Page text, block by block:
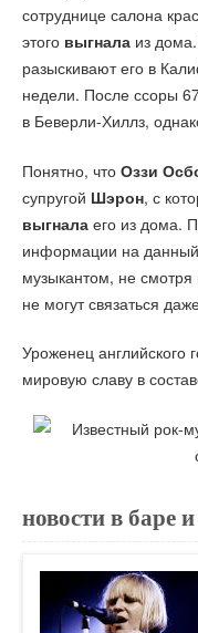
сотруднице салона
этого выгнала из
разыскивают его в
недели. После ссоры
в Беверли-Хиллз,
Понятно, что Оззи
супругой Шэрон, с
выгнала его из дома.
информации на
музыкантом, не
не могут связаться
Уроженец английского
мировую славу в
новости в баре